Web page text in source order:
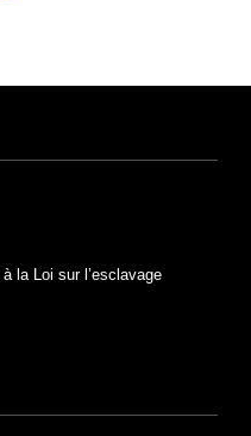
la Loi sur l’esclavage